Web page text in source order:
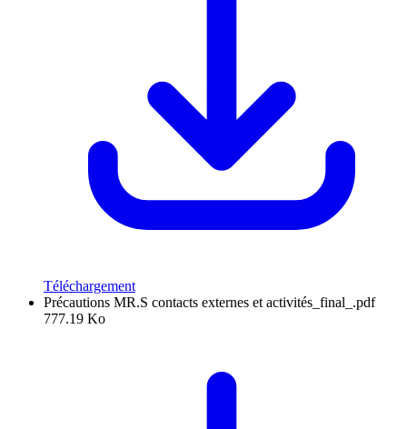
Téléchargement
Précautions MR.S contacts externes et activités_final_.pdf
777.19 Ko